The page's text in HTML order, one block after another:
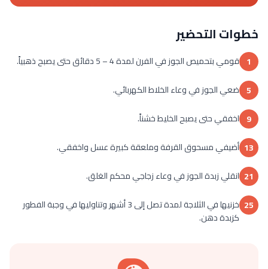
خطوات التحضير
1 قومي بتحميص الجوز في الفرن لمدة 4 – 5 دقائق حتى يصبح ذهبياً.
5 ضعي الجوز في وعاء الخلاط الكهربائي.
9 اخفقي حتى يصبح الخليط خشناً.
13 أضيفي مسحوق القرفة وملعقة كبيرة عسل واخفقي.
21 انقلي زبدة الجوز في وعاء زجاجي محكم الغلق.
25
خزنيها في الثلاجة لمدة تصل إلى 3 أشهر وتناوليها في وجبة الفطور
كزبدة دهن.